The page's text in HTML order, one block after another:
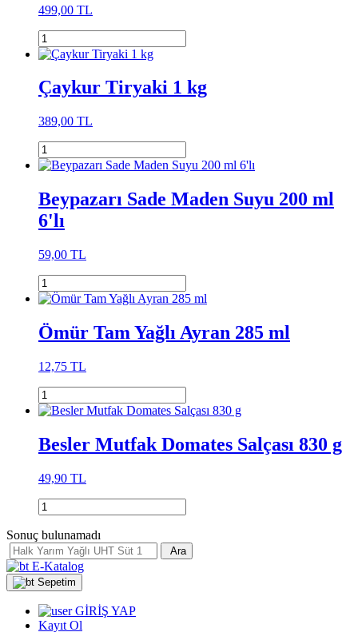
499,00 TL
Çaykur Tiryaki 1 kg
389,00 TL
Beypazarı Sade Maden Suyu 200 ml
6'lı
59,00 TL
Ömür Tam Yağlı Ayran 285 ml
12,75 TL
Besler Mutfak Domates Salçası 830 g
49,90 TL
Sonuç bulunamadı
Ara
E-Katalog
Sepetim
GİRİŞ YAP
Kayıt Ol